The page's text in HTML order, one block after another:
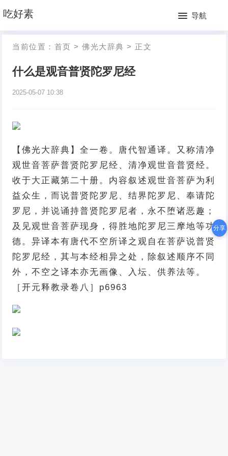
吃好素 导航
网
站
月
当前位置： 首页 > 佛光大辞典 > 正文
什么是观音普贤陀罗尼经
2025-05-07 10:38
【佛光大辞典】全一卷。唐代智通译。又称清净
观世音菩萨普贤陀罗尼经、清净观世音普贤经。
收于大正藏第二十册。内容叙述观世音菩萨为利
益众生，而说普贤陀罗尼、结界陀罗尼、奉请陀
罗尼，并说诵持普贤陀罗尼者，永不堕诸恶趣；
及见观世音菩萨现身，得胜地陀罗尼三摩地等功
德。异译本有唐代不空所译之观自在菩萨说普贤
陀罗尼经，其与本经相异之处，除叙述顺序不同
外，不空之译本亦无画像、入坛、供养法等。
［开元释教录卷八］p6963
分享